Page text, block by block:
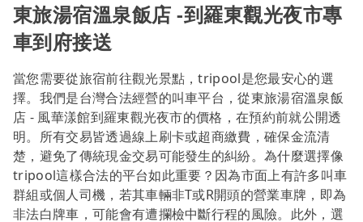
東旅湯宿溫泉飯店 -到羅東觀光夜市專
車到府接送
當您需要從旅宿前往觀光景點，tripool是您最安心的選
擇。我們是台灣合法經營的叫車平台，從東旅湯宿溫泉飯
店 - 風華漾館到羅東觀光夜市的價格，在預約前就公開透
明。所有交易皆透過線上刷卡或超商繳費，確保金流清
楚，避免了傳統現金交易可能發生的糾紛。為什麼選擇像
tripool這樣合法的平台如此重要？因為市面上有許多叫車
群組或個人司機，若其車輛非T或R開頭的營業車牌，即為
非法白牌車，可能會有遭攔檢中斷行程的風險。此外，選